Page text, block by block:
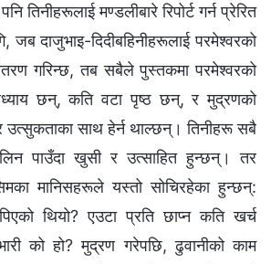
तिनीहरूलाई मण्डलीबारे रिपोर्ट गर्न प्रेरित
जब दाजुभाइ-दिदीबहिनीहरूलाई परमेश्‍वरको
गरिन्छ, तब सबैले पुस्तकमा परमेश्‍वरको
छन्, कति वटा पृष्ठ छन्, र मुद्रणको
साथ हेर्न थाल्छन्। तिनीहरू सबै
पाउँदा खुसी र उत्साहित हुन्छन्। तर
मानिसहरूले यस्तो सोचिरहेका हुन्छन्:
थियो? एउटा प्रति छाप्न कति खर्च
को हो? मुद्रण गरेपछि, ढुवानीको काम